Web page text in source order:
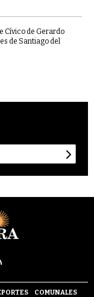
Cívico de Gerardo
de Santiago del
COMUNALES